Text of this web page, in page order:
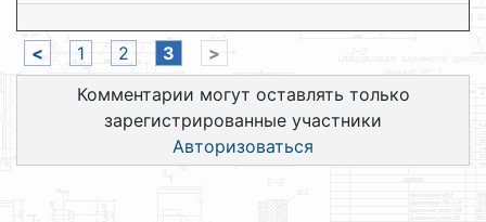
< 1 2 3
>
Комментарии могут оставлять только
зарегистрированные участники
Авторизоваться